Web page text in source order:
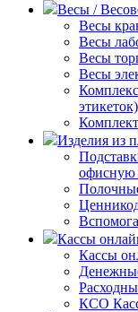
Весы /
Весы
Весы
Весы
Весы
этикеток)
Изделия из
офисную
Кассы
Кассы
КСО